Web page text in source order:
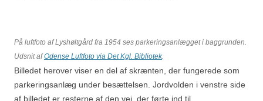
På luftfoto af Lyshøltgård fra 1954 ses parkeringsanlægget i baggrunden.
Udsnit afOdense Luftfoto via Det Kgl. Bibliotek.
Billedet herover viser en del af skrænten, der fungerede som
parkeringsanlæg under besættelsen. Jordvolden i venstre side
af billedet er resterne af den vej, der førte ind til